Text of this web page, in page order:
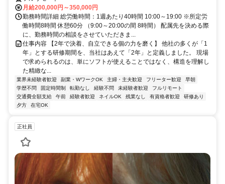
月給200,000円～350,000円
勤務時間詳細 総労働時間：1週あたり40時間 10:00～19:00 ※所定労
働時間8時間 休憩60分 （9:00～20:00の間 8時間） 配属先を決める際
に、勤務時間の相談をさせていただきま...
仕事内容 【2年で決着、自立できる個の力を磨く】 他社の多くが「1
年」とする研修期間を、当社はあえて「2年」と定義しました。 現場
で求められるのは、単にソフトが使えることではなく、構造を理解し
た精緻な...
業界未経験者歓迎 副業・WワークOK 主婦・主夫歓迎 フリーター歓迎
早朝
学歴不問
固定時間制 転勤なし 経験不問 未経験者歓迎
フルリモート
交通費全額支給
午前 経験者歓迎 ネイルOK 残業なし 有資格者歓迎
研修あり
夕方
在宅OK
正社員